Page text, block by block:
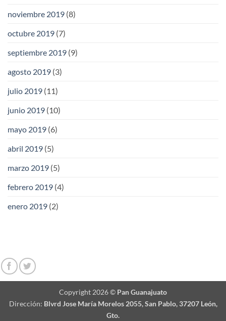
noviembre 2019 (8)
octubre 2019 (7)
septiembre 2019 (9)
agosto 2019 (3)
julio 2019 (11)
junio 2019 (10)
mayo 2019 (6)
abril 2019 (5)
marzo 2019 (5)
febrero 2019 (4)
enero 2019 (2)
Copyright 2026 © Pan Guanajuato
Dirección: Blvrd Jose María Morelos 2055, San Pablo, 37207 León,
Gto.